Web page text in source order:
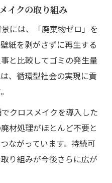
イクの取り組み
には、「廃棄物ゼロ」を
紙を剥がさずに再生する
と比較してゴミの発生量
、循環型社会の実現に貢
クロスメイクを導入した
材処理がほとんど不要と
ながっています。持続可
り組みが今後さらに広が